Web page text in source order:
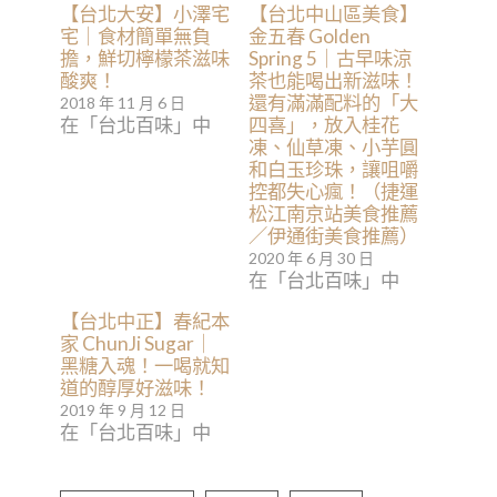
【台北大安】小澤宅
宅｜食材簡單無負
擔，鮮切檸檬茶滋味
酸爽！
2018 年 11 月 6 日
在「台北百味」中
【台北中山區美食】
金五春 Golden
Spring 5｜古早味涼
茶也能喝出新滋味！
還有滿滿配料的「大
四喜」，放入桂花
凍、仙草凍、小芋圓
和白玉珍珠，讓咀嚼
控都失心瘋！（捷運
松江南京站美食推薦
／伊通街美食推薦）
2020 年 6 月 30 日
在「台北百味」中
【台北中正】春紀本
家 ChunJi Sugar｜
黑糖入魂！一喝就知
道的醇厚好滋味！
2019 年 9 月 12 日
在「台北百味」中